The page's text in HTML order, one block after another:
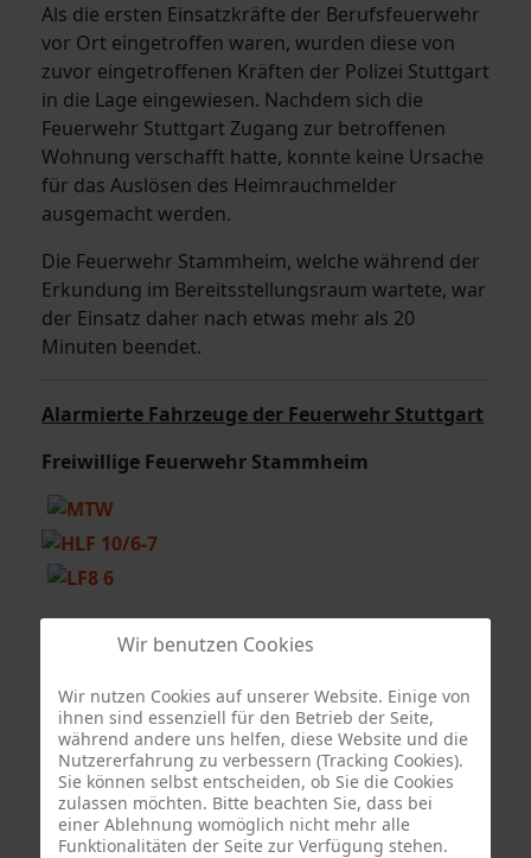
Als die ersten Einsatzkräfte der Berufsfeuerwehr
vor Ort eingetroffen waren, wurden diese von
zuvor eingetroffenen Kräften der Polizei Stuttgart
in die Lage eingewiesen. Nachdem sich die
Feuerwehr Stuttgart Zugang zur betroffenen
Wohnung verschafft hatte, konnte keine Ursache
für das Auslösen des Heimrauchmelder
ausgemacht werden.
Die Feuerwehr Stammheim, welche während der
Erkundung im Bereitsstellungsraum wartete, war
der Einsatz daher nach etwas mehr als 20
Minuten beendet.
Alarmierte Fahrzeuge der Feuerwehr Stuttgart
Freiwillige Feuerwehr Stammheim
HilfeleistungslöschzugBerufsfeuerwehr
StuttgartWir benutzen Cookies
Wir nutzen Cookies auf unserer Website. Einige von
ihnen sind essenziell für den Betrieb der Seite,
während andere uns helfen, diese Website und die
Nutzererfahrung zu verbessern (Tracking Cookies).
Sie können selbst entscheiden, ob Sie die Cookies
zulassen möchten. Bitte beachten Sie, dass bei
einer Ablehnung womöglich nicht mehr alle
Funktionalitäten der Seite zur Verfügung stehen.